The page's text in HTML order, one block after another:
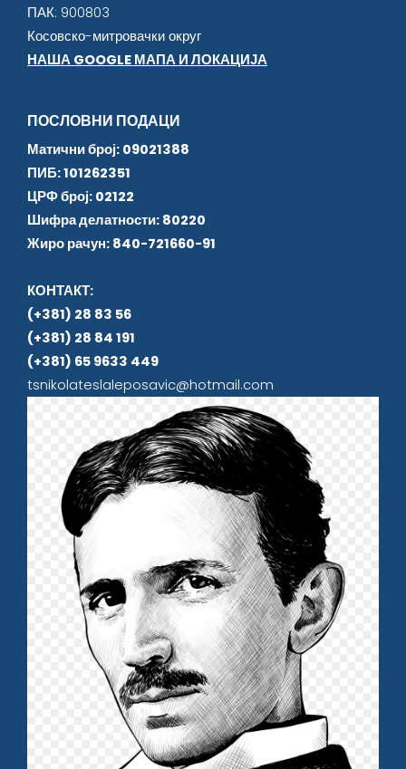
ПАК: 900803
Косовско-митровачки округ
НАША GOOGLE МАПА И ЛОКАЦИЈА
ПОСЛОВНИ ПОДАЦИ
Матични број: 09021388
ПИБ: 101262351
ЦРФ број: 02122
Шифра делатности: 80220
Жиро рачун: 840-721660-91
КОНТАКТ:
(+381) 28 83 56
(+381) 28 84 191
(+381) 65 9633 449
tsnikolateslaleposavic@hotmail.com